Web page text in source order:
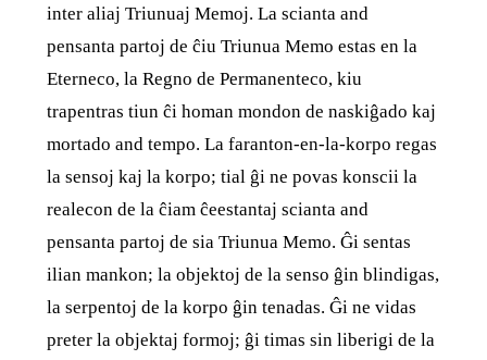
inter aliaj Triunuaj Memoj. La scianta and
pensanta partoj de ĉiu Triunua Memo estas en la
Eterneco, la Regno de Permanenteco, kiu
trapentras tiun ĉi homan mondon de naskiĝado kaj
mortado and tempo. La faranton-en-la-korpo regas
la sensoj kaj la korpo; tial ĝi ne povas konscii la
realecon de la ĉiam ĉeestantaj scianta and
pensanta partoj de sia Triunua Memo. Ĝi sentas
ilian mankon; la objektoj de la senso ĝin blindigas,
la serpentoj de la korpo ĝin tenadas. Ĝi ne vidas
preter la objektaj formoj; ĝi timas sin liberigi de la